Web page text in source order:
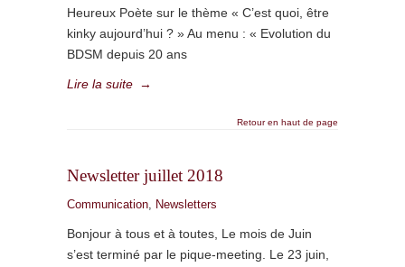
Heureux Poète sur le thème « C’est quoi, être
kinky aujourd’hui ? » Au menu : « Evolution du
BDSM depuis 20 ans
Lire la suite →
Retour en haut de page
Newsletter juillet 2018
Communication, Newsletters
Bonjour à tous et à toutes, Le mois de Juin
s’est terminé par le pique-meeting. Le 23 juin,